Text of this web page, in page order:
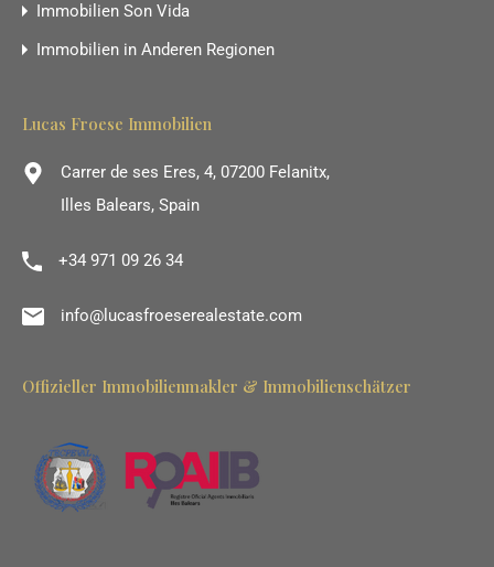
Immobilien Son Vida
Immobilien in Anderen Regionen
Lucas Froese Immobilien
Carrer de ses Eres, 4, 07200 Felanitx,
Illes Balears, Spain
+34 971 09 26 34
info@lucasfroeserealestate.com
Offizieller Immobilienmakler & Immobilienschätzer